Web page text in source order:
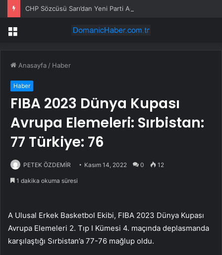
Menü
Anasayfa / Haber
Haber
FIBA 2023 Dünya Kupası
Avrupa Elemeleri: Sırbistan:
77 Türkiye: 76
PETEK ÖZDEMİR Kasım 14, 2022 0 12
1 dakika okuma süresi
A Ulusal Erkek Basketbol Ekibi, FIBA 2023 Dünya Kupası
Avrupa Elemeleri 2. Tıp I Kümesi 4. maçında deplasmanda
karşılaştığı Sırbistan’a 77-76 mağlup oldu.